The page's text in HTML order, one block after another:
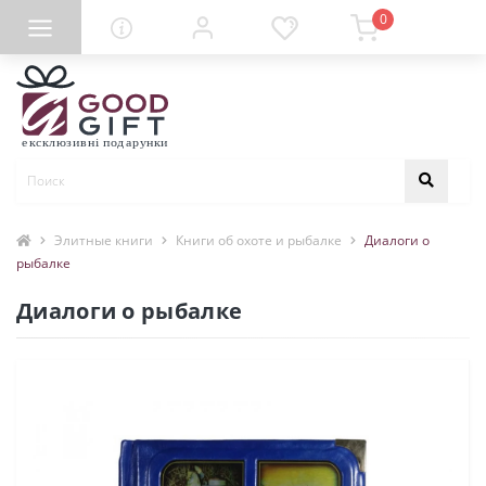
0
Элитные книги Книги об охоте и рыбалке
Диалоги о
рыбалке
Диалоги о рыбалке